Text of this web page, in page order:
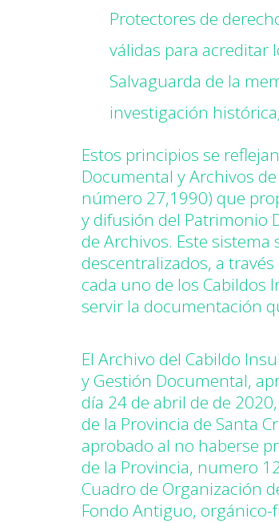
Protectores de
válidas para acreditar
Salvaguarda de la
investigación
Estos principios se
Documental y Archivos
número 27,1990) que
y difusión del Patrimonio
de Archivos. Este
descentralizados, a
cada uno de los Cabildos
servir la documentación
El Archivo del Cabildo
y Gestión Documental,
día 24 de abril de de
de la Provincia de Santa
aprobado al no haberse
de la Provincia, numero
Cuadro de Organización
Fondo Antiguo, orgánico-